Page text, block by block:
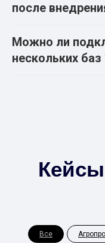
после
Можно ли
нескольких баз
Все